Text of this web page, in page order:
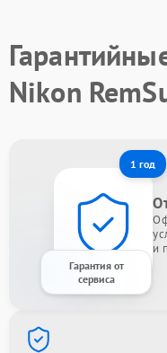
Nikon
1 год
Гарантия от
сервиса
и